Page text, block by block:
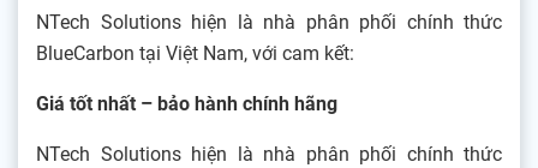
NTech Solutions hiện là nhà phân phối chính thức
BlueCarbon tại Việt Nam, với cam kết:
Giá tốt nhất – bảo hành chính hãng
NTech Solutions hiện là nhà phân phối chính thức